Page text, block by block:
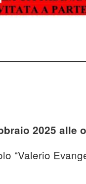
2025 alle
“Valerio